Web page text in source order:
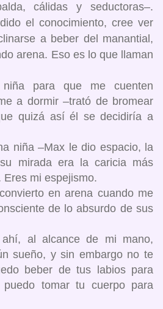
cálidas y seductoras–.
el conocimiento, cree ver
a beber del manantial,
arena. Eso es lo que llaman
para que me cuenten
a dormir –trató de bromear
quizá así él se decidiría a
niña –Max le dio espacio, la
mirada era la caricia más
Eres mi espejismo.
en arena cuando me
de lo absurdo de sus
ahí, al alcance de mi mano,
sueño, y sin embargo no te
beber de tus labios para
tomar tu cuerpo para